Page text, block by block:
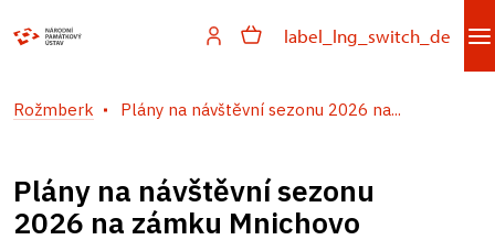
label_lng_switch_de
Rožmberk Plány na návštěvní sezonu 2026 na...
Plány na návštěvní sezonu
2026 na zámku Mnichovo